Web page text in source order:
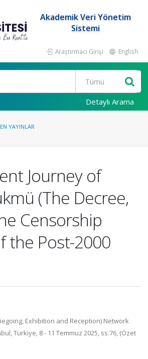
Akademik Veri Yönetim
Sistemi
Araştırmacı Girişi English
Detaylı Arama
YAYINLAR
Journey of
(The Decree,
Censorship
the Post-2000
Exhibition and Reception) Network
Türkiye, 8 - 11 Temmuz 2025, ss.76, (Özet